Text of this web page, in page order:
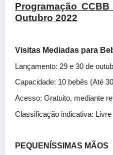
Programação
Outubro 2022
Visitas Mediadas para
Lançamento: 29 e 30 de
Capacidade: 10 bebês (Até
Acesso: Gratuito, mediante
Classificação indicativa: Livre
PEQUENÍSSIMAS MÃOS